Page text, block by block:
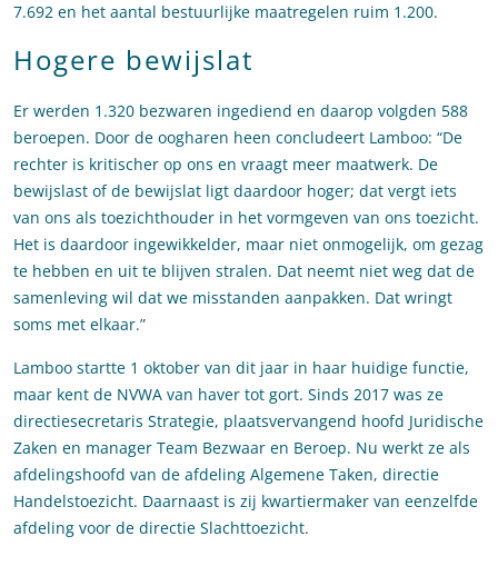
7.692 en het aantal bestuurlijke maatregelen ruim 1.200.
Hogere bewijslat
Er werden 1.320 bezwaren ingediend en daarop volgden 588
beroepen. Door de oogharen heen concludeert Lamboo: “De
rechter is kritischer op ons en vraagt meer maatwerk. De
bewijslast of de bewijslat ligt daardoor hoger; dat vergt iets
van ons als toezichthouder in het vormgeven van ons toezicht.
Het is daardoor ingewikkelder, maar niet onmogelijk, om gezag
te hebben en uit te blijven stralen. Dat neemt niet weg dat de
samenleving wil dat we misstanden aanpakken. Dat wringt
soms met elkaar.”
Lamboo startte 1 oktober van dit jaar in haar huidige functie,
maar kent de NVWA van haver tot gort. Sinds 2017 was ze
directiesecretaris Strategie, plaatsvervangend hoofd Juridische
Zaken en manager Team Bezwaar en Beroep. Nu werkt ze als
afdelingshoofd van de afdeling Algemene Taken, directie
Handelstoezicht. Daarnaast is zij kwartiermaker van eenzelfde
afdeling voor de directie Slachttoezicht.